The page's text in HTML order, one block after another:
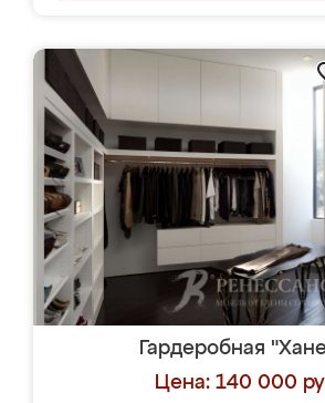
Гардеробная
Цена: 140 000